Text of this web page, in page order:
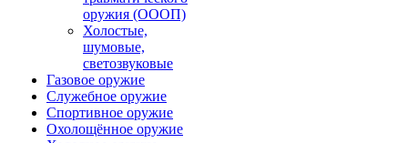
оружия (ОООП)
Холостые,
шумовые,
светозвуковые
Газовое оружие
Служебное оружие
Спортивное оружие
Охолощённое оружие